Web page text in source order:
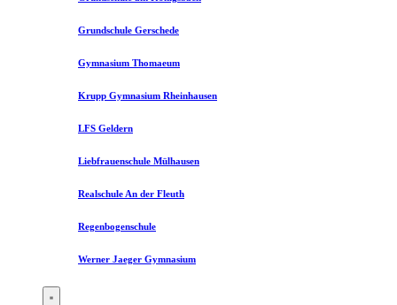
Grundschule Gerschede
Gymnasium Thomaeum
Krupp Gymnasium Rheinhausen
LFS Geldern
Liebfrauenschule Mülhausen​
Realschule An der Fleuth
Regenbogenschule
Werner Jaeger Gymnasium